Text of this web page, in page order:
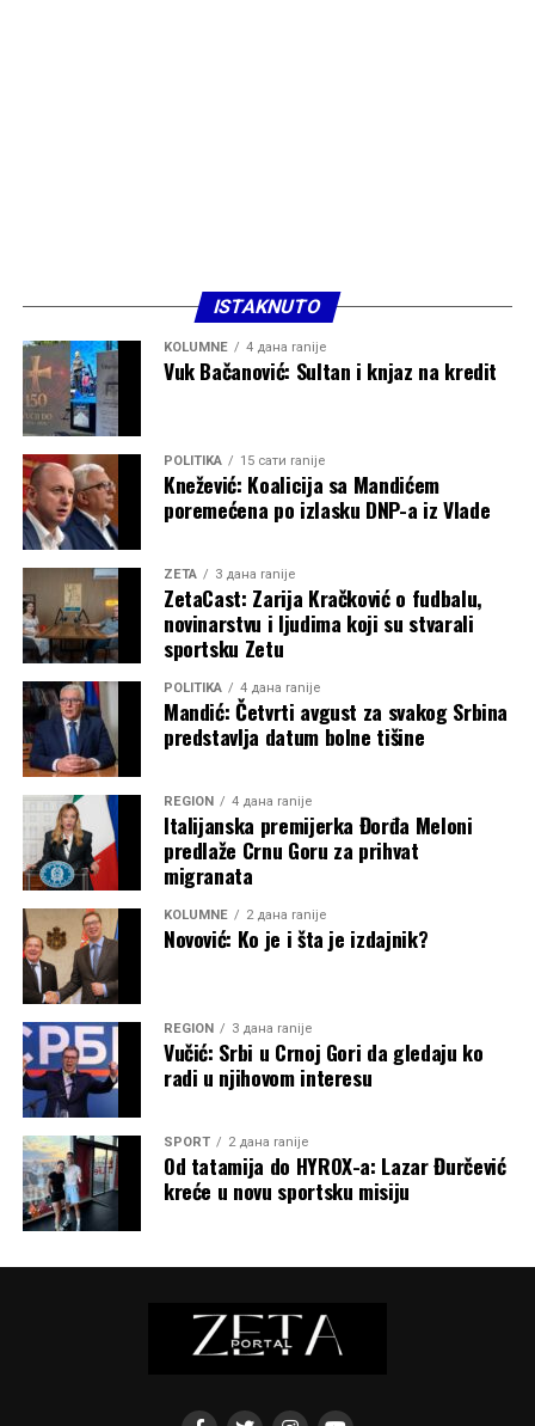
ISTAKNUTO
KOLUMNE 4 дана ranije
Vuk Bačanović: Sultan i knjaz na kredit
POLITIKA 15 сати ranije
Knežević: Koalicija sa Mandićem
poremećena po izlasku DNP-a iz Vlade
ZETA 3 дана ranije
ZetaCast: Zarija Kračković o fudbalu,
novinarstvu i ljudima koji su stvarali
sportsku Zetu
POLITIKA 4 дана ranije
Mandić: Četvrti avgust za svakog Srbina
predstavlja datum bolne tišine
REGION 4 дана ranije
Italijanska premijerka Đorđa Meloni
predlaže Crnu Goru za prihvat
migranata
KOLUMNE 2 дана ranije
Novović: Ko je i šta je izdajnik?
REGION 3 дана ranije
Vučić: Srbi u Crnoj Gori da gledaju ko
radi u njihovom interesu
SPORT 2 дана ranije
Od tatamija do HYROX-a: Lazar Đurčević
kreće u novu sportsku misiju